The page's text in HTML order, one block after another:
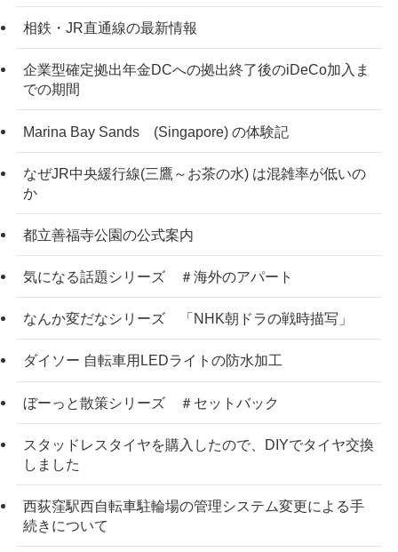
相鉄・JR直通線の最新情報
企業型確定拠出年金DCへの拠出終了後のiDeCo加入ま
での期間
Marina Bay Sands (Singapore) の体験記
なぜJR中央緩行線(三鷹～お茶の水) は混雑率が低いの
か
都立善福寺公園の公式案内
気になる話題シリーズ ＃海外のアパート
なんか変だなシリーズ 「NHK朝ドラの戦時描写」
ダイソー 自転車用LEDライトの防水加工
ぼーっと散策シリーズ ＃セットバック
スタッドレスタイヤを購入したので、DIYでタイヤ交換
しました
西荻窪駅西自転車駐輪場の管理システム変更による手
続きについて